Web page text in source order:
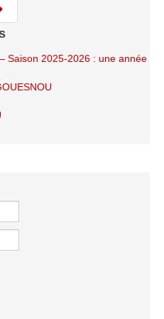
Saison 2025-2026 : une année